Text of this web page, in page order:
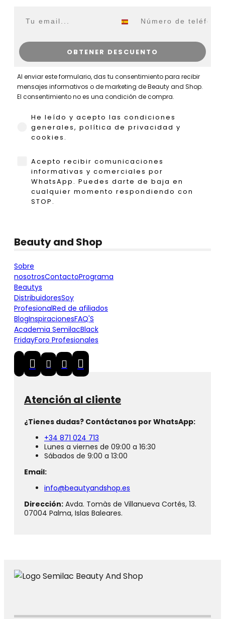
OBTENER DESCUENTO
Al enviar este formulario, das tu consentimiento para recibir
mensajes informativos o de marketing de Beauty and Shop.
El consentimiento no es una condición de compra.
He leído y acepto las condiciones
He leído y acepto las condiciones
generales, política de privacidad y
cookies.
WhatsApp
Acepto recibir comunicaciones
informativas y comerciales por
WhatsApp. Puedes darte de baja en
cualquier momento respondiendo con
STOP.
Beauty and Shop
Sobre
nosotrosContactoPrograma
Beautys
DistribuidoresSoy
ProfesionalRed de afiliados
BlogInspiracionesFAQ'S
Academia SemilacBlack
FridayForo Profesionales
Atención al cliente
¿Tienes dudas? Contáctanos por WhatsApp:
+34 871 024 713
Lunes a viernes de 09:00 a 16:30
Sábados de 9:00 a 13:00
Email:
info@beautyandshop.es
Dirección: Avda. Tomàs de Villanueva Cortés, 13.
07004 Palma, Islas Baleares.